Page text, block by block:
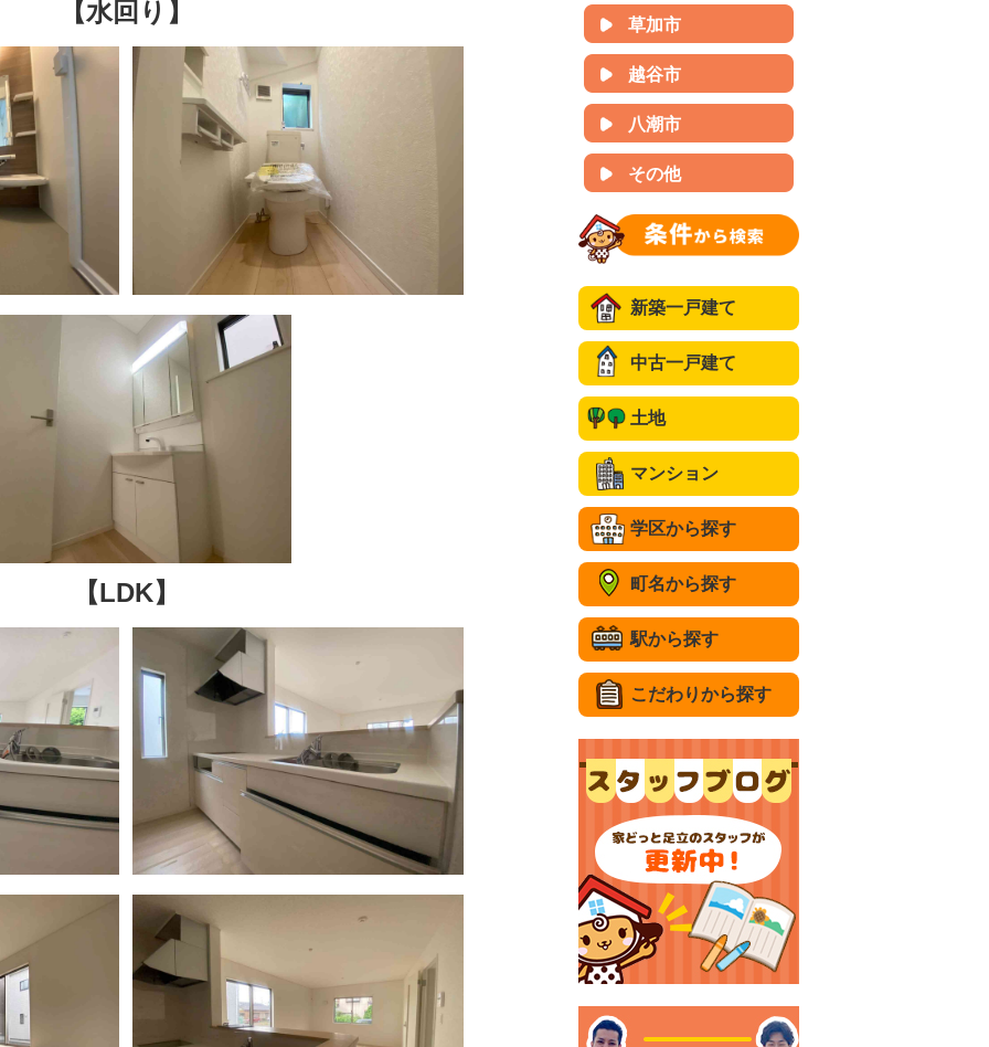
【水回り】
【LDK】
草加市
越谷市
八潮市
その他
新築一戸建て
中古一戸建て
土地
マンション
学区から探す
町名から探す
駅から探す
こだわりから探す